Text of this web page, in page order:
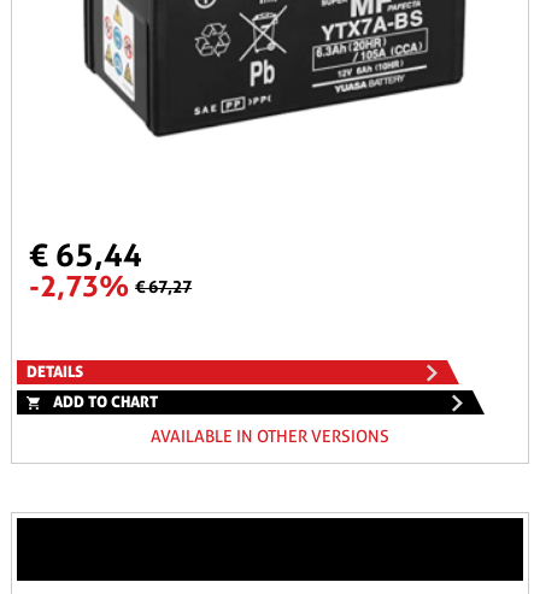
€ 65,44
-2,73% € 67,27
DETAILS
ADD TO CHART
AVAILABLE IN OTHER VERSIONS